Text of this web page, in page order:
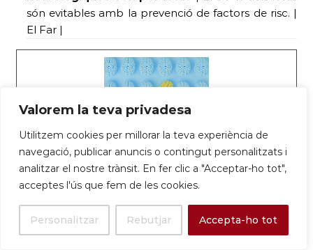
Valorem la teva privadesa
Utilitzem cookies per millorar la teva experiència de
navegació, publicar anuncis o contingut personalitzats i
analitzar el nostre trànsit. En fer clic a "Acceptar-ho tot",
acceptes l'ús que fem de les cookies.
Personalitzar Rebutjar Accepta-ho tot
són evitables amb la prevenció de factors de risc. |
El Far |
Prop del 50% dels ingressos a l’Hospital
SJD Sant Boi per causes neurològiques
són per ictus – Parc Sanitari Sant Joan
de Déu